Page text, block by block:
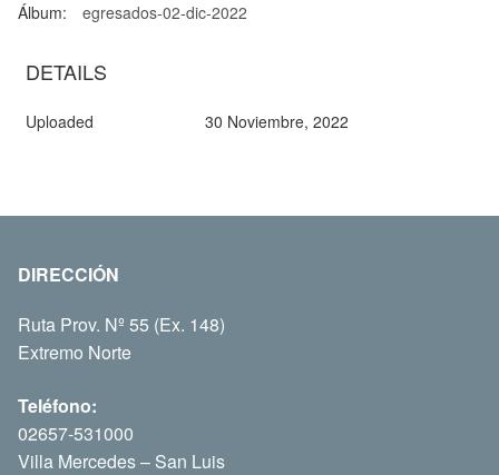
Álbum: egresados-02-dic-2022
DETAILS
Uploaded 30 Noviembre, 2022
DIRECCIÓN
Ruta Prov. Nº 55 (Ex. 148)
Extremo Norte
Teléfono:
02657-531000
Villa Mercedes – San Luis